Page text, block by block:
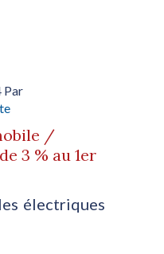
Par
/
3 % au 1er
électriques